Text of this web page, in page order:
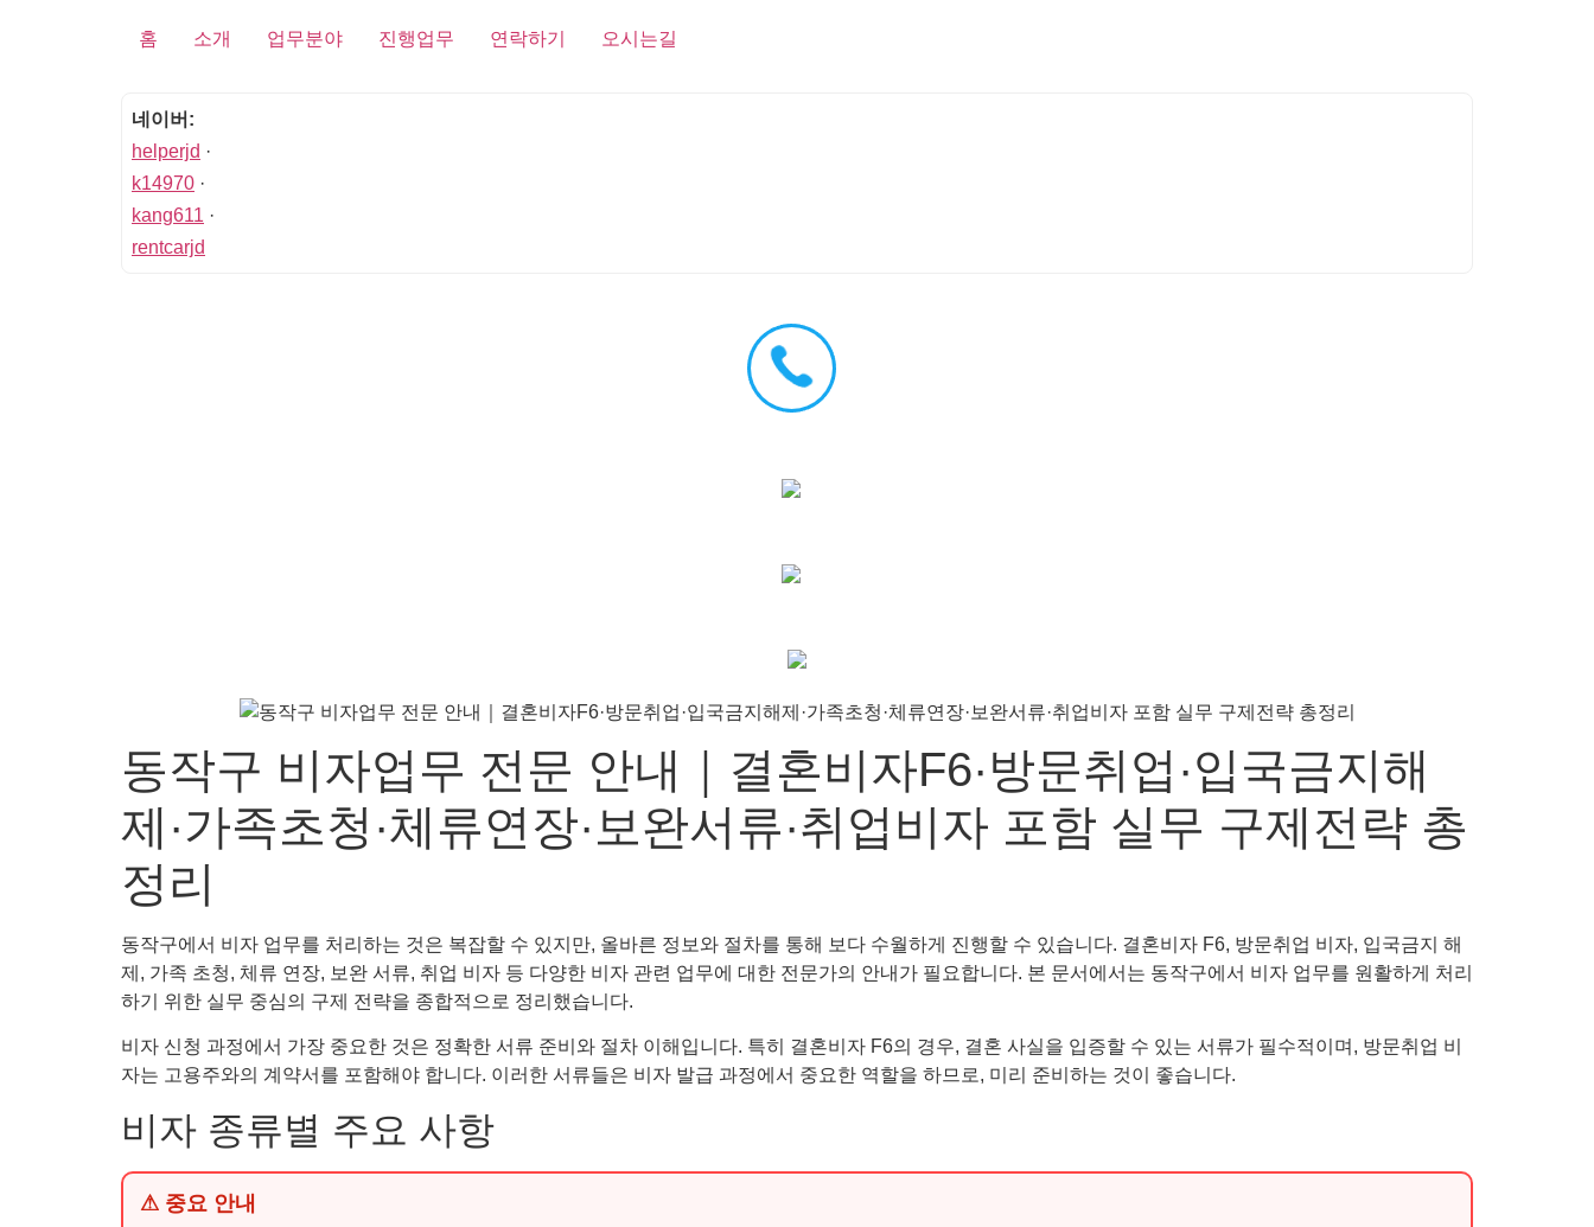
홈 소개 업무분야 진행업무 연락하기 오시는길
네이버:
helperjd ·
k14970 ·
kang611 ·
rentcarjd
동작구 비자업무 전문 안내｜결혼비자F6·방문취업·입국금지해
제·가족초청·체류연장·보완서류·취업비자 포함 실무 구제전략 총
정리
동작구에서 비자 업무를 처리하는 것은 복잡할 수 있지만, 올바른 정보와 절차를 통해 보다 수월하게 진행할 수 있습니다. 결혼비자 F6, 방문취업 비자, 입국금지 해
제, 가족 초청, 체류 연장, 보완 서류, 취업 비자 등 다양한 비자 관련 업무에 대한 전문가의 안내가 필요합니다. 본 문서에서는 동작구에서 비자 업무를 원활하게 처리
하기 위한 실무 중심의 구제 전략을 종합적으로 정리했습니다.
비자 신청 과정에서 가장 중요한 것은 정확한 서류 준비와 절차 이해입니다. 특히 결혼비자 F6의 경우, 결혼 사실을 입증할 수 있는 서류가 필수적이며, 방문취업 비
자는 고용주와의 계약서를 포함해야 합니다. 이러한 서류들은 비자 발급 과정에서 중요한 역할을 하므로, 미리 준비하는 것이 좋습니다.
비자 종류별 주요 사항
⚠ 중요 안내